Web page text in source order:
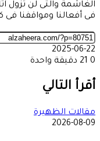
الغاشمة والتى لن تزول
فى أفعالنا ومواقفنا فى
2025-06-22
0
دقيقة واحدة
عبر
البريد
أقرأ التالي
مقالات الظهيرة
2026-08-09